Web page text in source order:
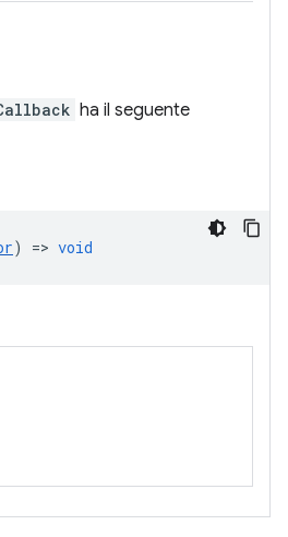
ha il seguente
) => void